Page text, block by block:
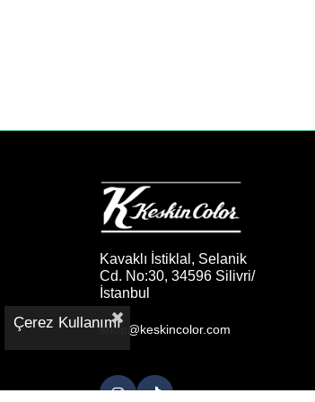
Kavaklı İstiklal, Selanik
Cd. No:30, 34596 Silivri/
İstanbul
shop@keskincolor.com
Çerez Kullanımı